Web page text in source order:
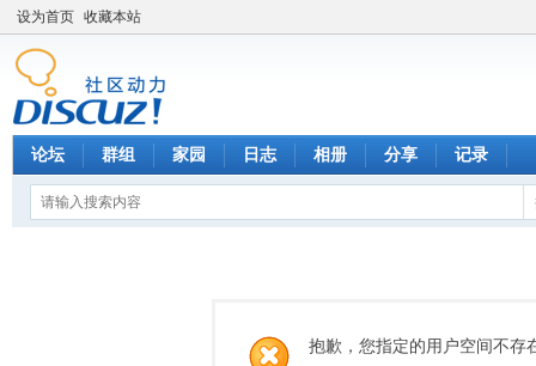
设为首页 收藏本站
论坛 群组 家园 日志 相册 分享 记录
抱歉，您指定的用户空间不存